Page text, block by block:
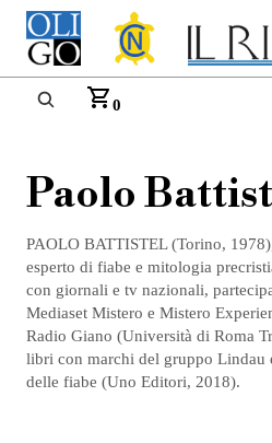
0
Paolo
PAOLO BATTISTEL (Torino,
esperto di fiabe e mitologia
con giornali e tv nazionali,
Mediaset Mistero e Mistero
Radio Giano (Università di Roma
libri con marchi del gruppo Lindau
delle fiabe (Uno Editori, 2018).